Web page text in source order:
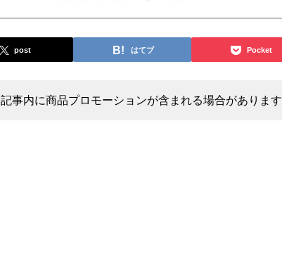
post はてブ Pocket
記事内に商品プロモーションが含まれる場合があります